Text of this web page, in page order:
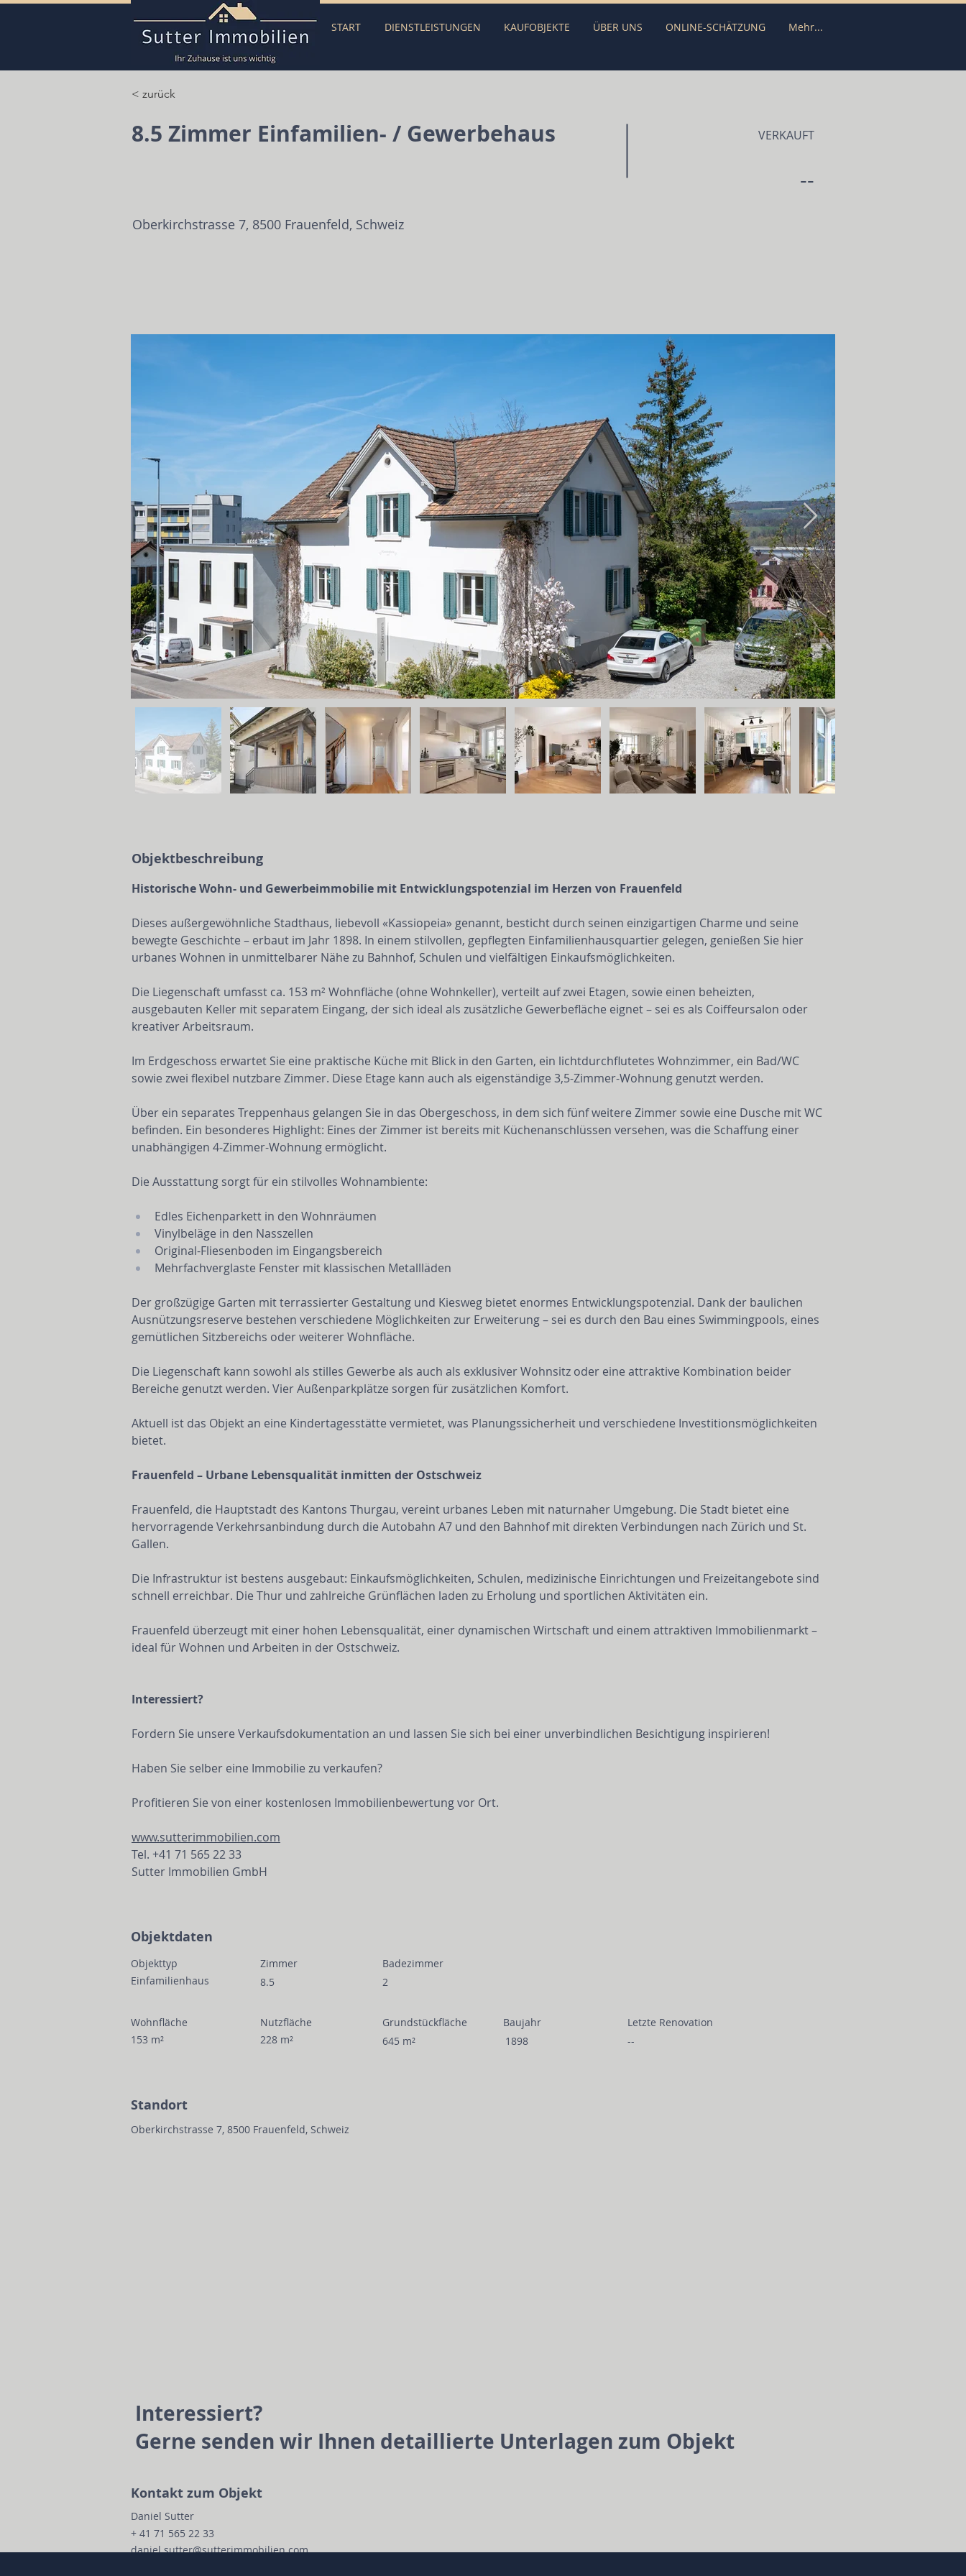
START DIENSTLEISTUNGEN KAUFOBJEKTE ÜBER UNS ONLINE-SCHÄTZUNG Mehr...
< zurück
8.5 Zimmer Einfamilien- / Gewerbehaus
Oberkirchstrasse 7, 8500 Frauenfeld, Schweiz
VERKAUFT
--
Objektbeschreibung
Historische Wohn- und Gewerbeimmobilie mit Entwicklungspotenzial im Herzen von Frauenfeld
Dieses außergewöhnliche Stadthaus, liebevoll «Kassiopeia» genannt, besticht durch seinen einzigartigen Charme und seine
bewegte Geschichte – erbaut im Jahr 1898. In einem stilvollen, gepflegten Einfamilienhausquartier gelegen, genießen Sie hier
urbanes Wohnen in unmittelbarer Nähe zu Bahnhof, Schulen und vielfältigen Einkaufsmöglichkeiten.
Die Liegenschaft umfasst ca. 153 m² Wohnfläche (ohne Wohnkeller), verteilt auf zwei Etagen, sowie einen beheizten,
ausgebauten Keller mit separatem Eingang, der sich ideal als zusätzliche Gewerbefläche eignet – sei es als Coiffeursalon oder
kreativer Arbeitsraum.
Im Erdgeschoss erwartet Sie eine praktische Küche mit Blick in den Garten, ein lichtdurchflutetes Wohnzimmer, ein Bad/WC
sowie zwei flexibel nutzbare Zimmer. Diese Etage kann auch als eigenständige 3,5-Zimmer-Wohnung genutzt werden.
Über ein separates Treppenhaus gelangen Sie in das Obergeschoss, in dem sich fünf weitere Zimmer sowie eine Dusche mit WC
befinden. Ein besonderes Highlight: Eines der Zimmer ist bereits mit Küchenanschlüssen versehen, was die Schaffung einer
unabhängigen 4-Zimmer-Wohnung ermöglicht.
Die Ausstattung sorgt für ein stilvolles Wohnambiente:
Edles Eichenparkett in den Wohnräumen
Vinylbeläge in den Nasszellen
Original-Fliesenboden im Eingangsbereich
Mehrfachverglaste Fenster mit klassischen Metallläden
Der großzügige Garten mit terrassierter Gestaltung und Kiesweg bietet enormes Entwicklungspotenzial. Dank der baulichen
Ausnützungsreserve bestehen verschiedene Möglichkeiten zur Erweiterung – sei es durch den Bau eines Swimmingpools, eines
gemütlichen Sitzbereichs oder weiterer Wohnfläche.
Die Liegenschaft kann sowohl als stilles Gewerbe als auch als exklusiver Wohnsitz oder eine attraktive Kombination beider
Bereiche genutzt werden. Vier Außenparkplätze sorgen für zusätzlichen Komfort.
Aktuell ist das Objekt an eine Kindertagesstätte vermietet, was Planungssicherheit und verschiedene Investitionsmöglichkeiten
bietet.
Frauenfeld – Urbane Lebensqualität inmitten der Ostschweiz
Frauenfeld, die Hauptstadt des Kantons Thurgau, vereint urbanes Leben mit naturnaher Umgebung. Die Stadt bietet eine
hervorragende Verkehrsanbindung durch die Autobahn A7 und den Bahnhof mit direkten Verbindungen nach Zürich und St.
Gallen.
Die Infrastruktur ist bestens ausgebaut: Einkaufsmöglichkeiten, Schulen, medizinische Einrichtungen und Freizeitangebote sind
schnell erreichbar. Die Thur und zahlreiche Grünflächen laden zu Erholung und sportlichen Aktivitäten ein.
Frauenfeld überzeugt mit einer hohen Lebensqualität, einer dynamischen Wirtschaft und einem attraktiven Immobilienmarkt –
ideal für Wohnen und Arbeiten in der Ostschweiz.
Interessiert?
Fordern Sie unsere Verkaufsdokumentation an und lassen Sie sich bei einer unverbindlichen Besichtigung inspirieren!
Haben Sie selber eine Immobilie zu verkaufen?
Profitieren Sie von einer kostenlosen Immobilienbewertung vor Ort.
www.sutterimmobilien.com
Tel. +41 71 565 22 33
Sutter Immobilien GmbH
Objektdaten
Objekttyp
Einfamilienhaus
Zimmer
8.5
Badezimmer
2
Wohnfläche
153 m²
Nutzfläche
228 m²
Grundstückfläche
645 m²
Baujahr
1898
Letzte Renovation
--
Standort
Oberkirchstrasse 7, 8500 Frauenfeld, Schweiz
Interessiert?
Gerne senden wir Ihnen detaillierte Unterlagen zum Objekt
Kontakt zum Objekt
Daniel Sutter
+ 41 71 565 22 33
daniel.sutter@sutterimmobilien.com